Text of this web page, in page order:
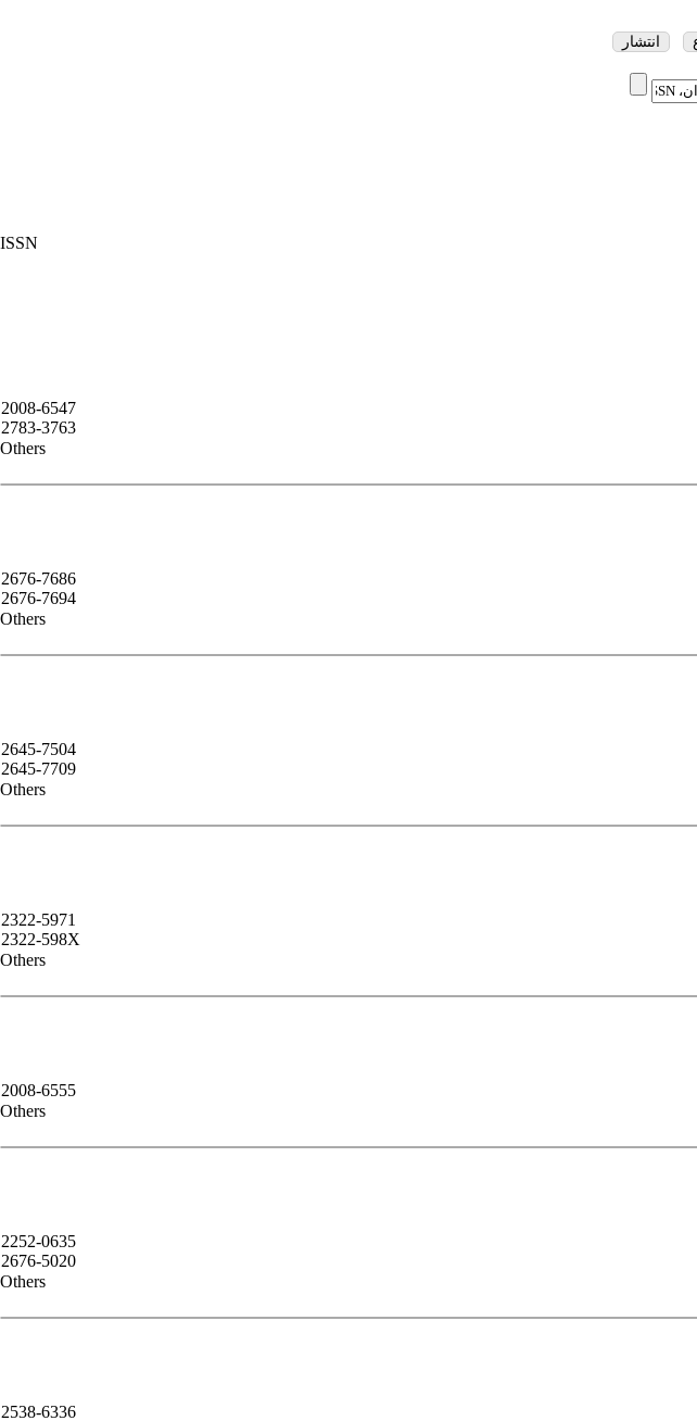
انتشار
ISSN
2008-6547
2783-3763
Others
2676-7686
2676-7694
Others
2645-7504
2645-7709
Others
2322-5971
2322-598X
Others
2008-6555
Others
2252-0635
2676-5020
Others
2538-6336